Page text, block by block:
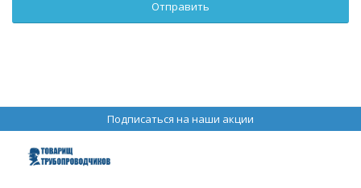
Подписаться на наши акции